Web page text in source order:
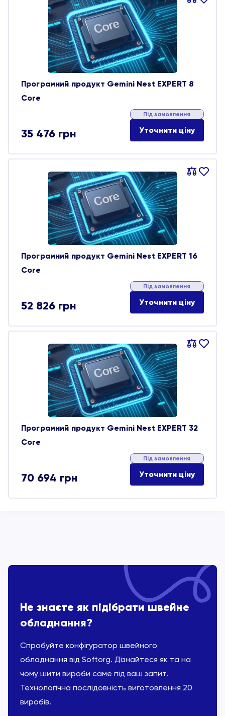
Програмний продукт Gemini Nest EXPERT 8
Core
35 476 грн
Під замовлення
Уточнити ціну
Порівняти
В
Програмний продукт Gemini Nest EXPERT 16
Core
52 826 грн
Під замовлення
Уточнити ціну
Порівняти
В
Програмний продукт Gemini Nest EXPERT 32
Core
70 694 грн
Під замовлення
Уточнити ціну
Не знаєте як підібрати швейне
обладнання?
Спробуйте конфігуратор швейного
обладнання від Softorg. Дізнайтеся як та на
чому шити вироби саме під ваш запит.
Технологічна послідовність виготовлення 20
виробів.